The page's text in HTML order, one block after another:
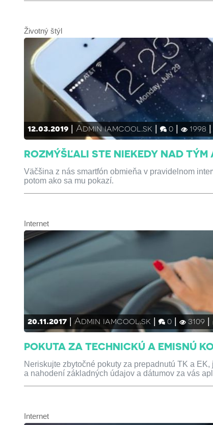
Životný štýl
12.03.2019 Admin iamcool.sk 0 1998
ROZMÝŠĽALI STE NIEKEDY NAD
Väčšina z nás smartfón obmieňa v pravidelnom
potom ako sa mu pokazí.
Internet
20.11.2017 Admin iamcool.sk 0 3109
POKUTA ZA TECHNICKÚ A EMISNÚ
Neriskujte zbytočné pokuty za prepadnutú TK a
a nahodení základných údajov a dátumov za vás
Internet